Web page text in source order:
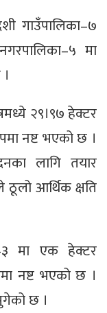
गाउँपालिका–७
मा
२९।९७ हेक्टर
नष्ट भएको छ ।
लागि तयार
आर्थिक क्षति
मा एक हेक्टर
नष्ट भएको छ ।
छ ।